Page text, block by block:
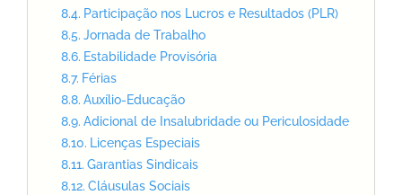
Participação nos Lucros e Resultados (PLR)
Jornada de Trabalho
Estabilidade Provisória
Férias
Auxílio-Educação
Adicional de Insalubridade ou Periculosidade
Licenças Especiais
Garantias Sindicais
Cláusulas Sociais